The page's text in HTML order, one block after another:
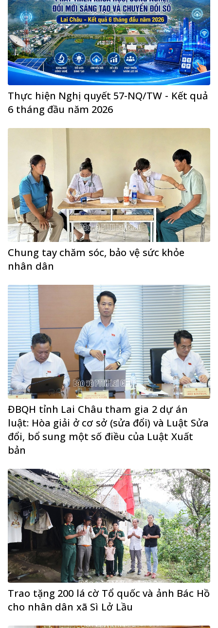
Thực hiện Nghị quyết 57-NQ/TW - Kết quả
6 tháng đầu năm 2026
Chung tay chăm sóc, bảo vệ sức khỏe
nhân dân
ĐBQH tỉnh Lai Châu tham gia 2 dự án
luật: Hòa giải ở cơ sở (sửa đổi) và Luật Sửa
đổi, bổ sung một số điều của Luật Xuất
bản
Trao tặng 200 lá cờ Tổ quốc và ảnh Bác Hồ
cho nhân dân xã Sì Lở Lầu